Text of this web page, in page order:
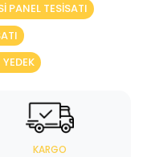
PANEL TESISATI
KARGO